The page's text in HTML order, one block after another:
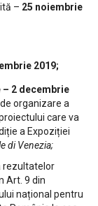
– 25 noiembrie
2019;
– 2 decembrie
organizare a
care va
a Expoziției
di Venezia;
rezultatelor
Art. 9 din
național pentru